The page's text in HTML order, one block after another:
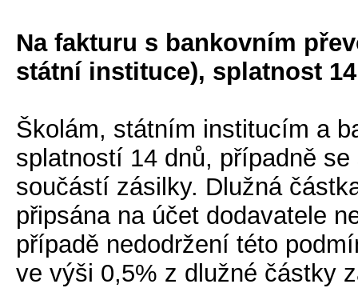
Na fakturu s bankovním
státní instituce), splatnost
Školám, státním institucím a
splatností 14 dnů, případně
součástí zásilky. Dlužná
připsána na účet dodavatele
případě nedodržení této
ve výši 0,5% z dlužné částky